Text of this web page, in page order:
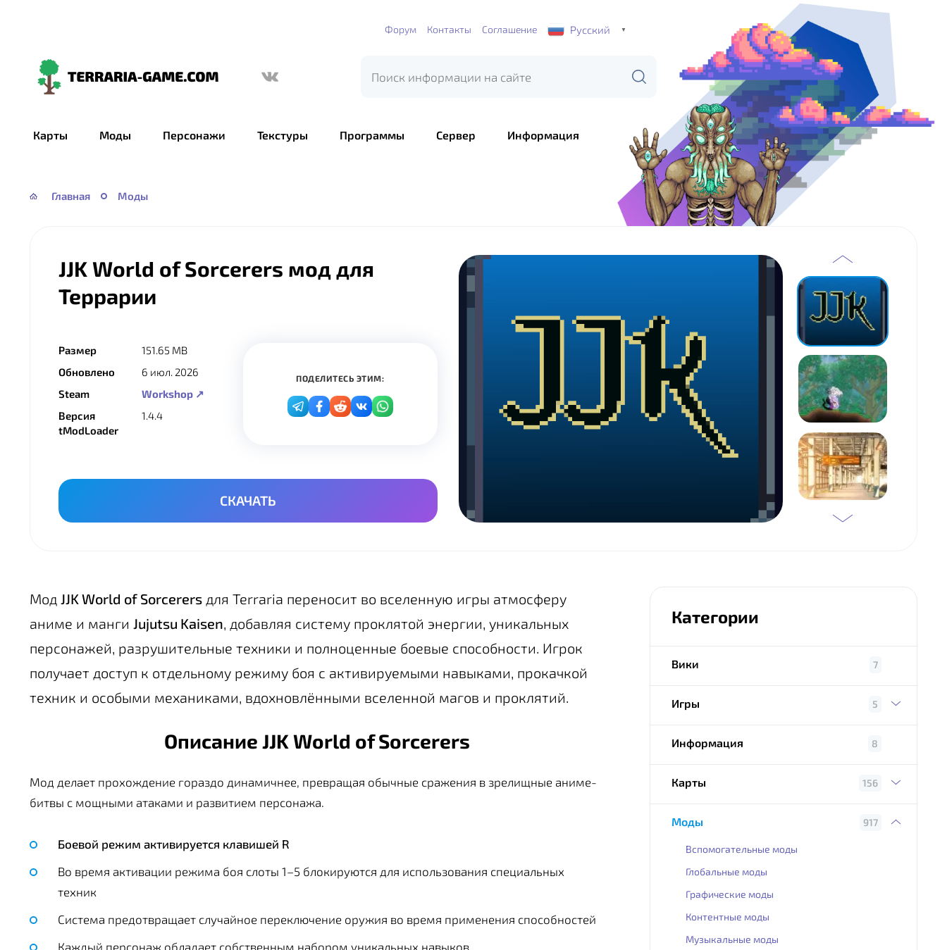
Форум Контакты Соглашение Русский ▼
Terraria-
Карты Моды Персонажи Текстуры Программы Сервер Информация
Главная Моды
JJK World of Sorcerers мод для
Террарии
Размер
151.65 MB
Обновлено
6 июл. 2026
Steam
Workshop ↗
Версия
tModLoader
1.4.4
ПОДЕЛИТЕСЬ ЭТИМ:
СКАЧАТЬ
Мод JJK World of Sorcerers для Terraria переносит во вселенную игры атмосферу
аниме и манги Jujutsu Kaisen, добавляя систему проклятой энергии, уникальных
персонажей, разрушительные техники и полноценные боевые способности. Игрок
получает доступ к отдельному режиму боя с активируемыми навыками, прокачкой
техник и особыми механиками, вдохновлёнными вселенной магов и проклятий.
Описание JJK World of Sorcerers
Мод делает прохождение гораздо динамичнее, превращая обычные сражения в зрелищные аниме-
битвы с мощными атаками и развитием персонажа.
Боевой режим активируется клавишей R
Во время активации режима боя слоты 1–5 блокируются для использования специальных
техник
Система предотвращает случайное переключение оружия во время применения способностей
Каждый персонаж обладает собственным набором уникальных навыков
Категории
Вики 7
Игры 5
Информация 8
Карты 156
Моды 917
Вспомогательные моды
Глобальные моды
Графические моды
Контентные моды
Музыкальные моды